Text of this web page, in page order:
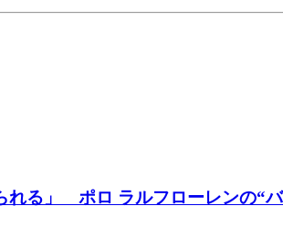
れる」 ポロ ラルフローレンの